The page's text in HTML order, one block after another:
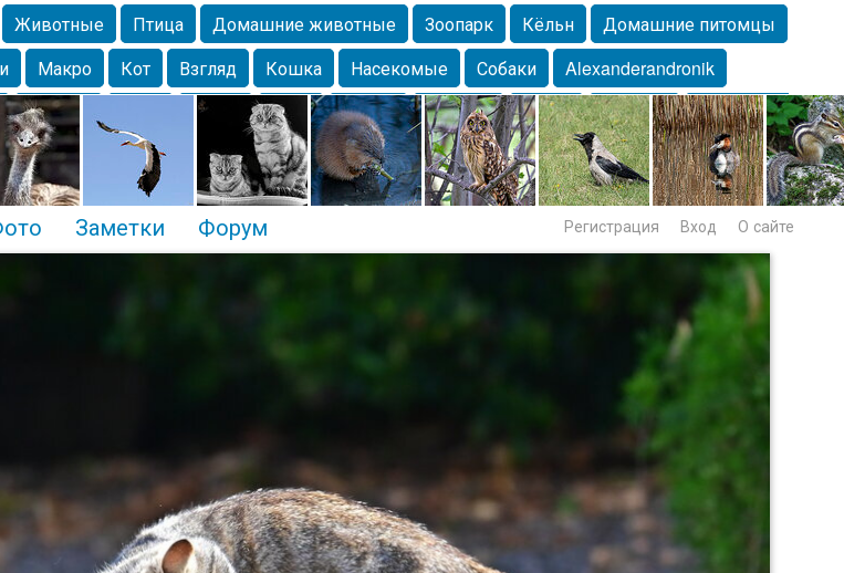
Животные Птица Домашние животные Зоопарк Кёльн
Домашние питомцы
Макро Кот Взгляд Кошка Насекомые Собаки
Alexanderandronik
Москва Белка Зима Морда Собачка Осень Портрет
Домашние
Утки Николаев Насекомое Коты Lebert Дикие птицы Утка Самара
Лебеди
Заметки Форум Регистрация Вход О сайте